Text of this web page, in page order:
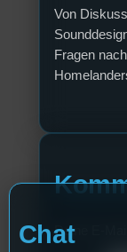
Von
Fragen
Deine E-
Chat